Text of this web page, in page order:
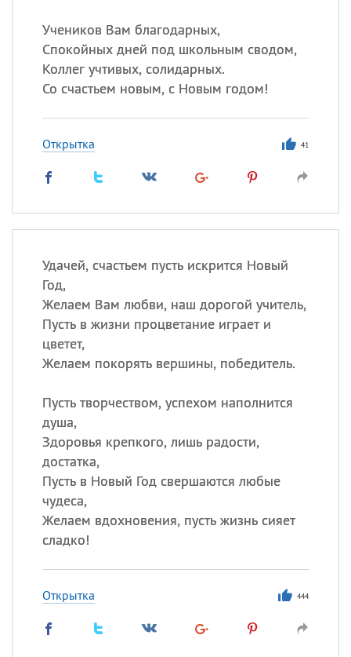
Учеников Вам благодарных,
Спокойных дней под школьным сводом,
Коллег учтивых, солидарных.
Со счастьем новым, с Новым годом!
Открытка 41
Удачей, счастьем пусть искрится Новый
Год,
Желаем Вам любви, наш дорогой учитель,
Пусть в жизни процветание играет и
цветет,
Желаем покорять вершины, победитель.
Пусть творчеством, успехом наполнится
душа,
Здоровья крепкого, лишь радости,
достатка,
Пусть в Новый Год свершаются любые
чудеса,
Желаем вдохновения, пусть жизнь сияет
сладко!
Открытка 444